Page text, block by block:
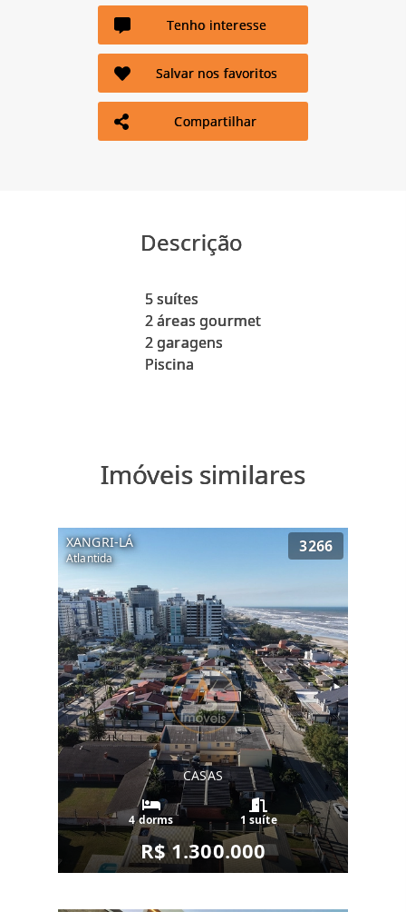
Tenho interesse
Salvar nos favoritos
Compartilhar
Descrição
5 suítes
2 áreas gourmet
2 garagens
Imóveis similares
XANGRI-LÁ
Atlantida
3266
CASAS
4 dorms 1 suíte
R$ 1.300.000